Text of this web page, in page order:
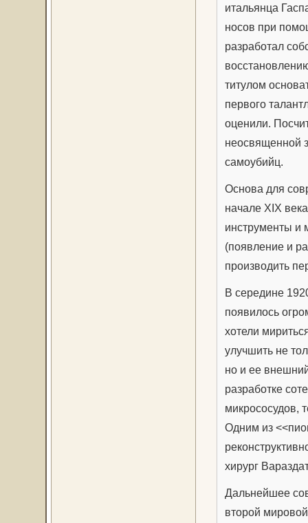
итальянца
носов при
разработал
титулом
первого
оценили.
неосвященной
самоубийц.
Основа для
начале XIX
инструменты и
(появление и
производить
В середине
появилось
хотели
улучшить не
но и ее
разработке
микрососудов,
Одним из
хирург
Дальнейшее
второй